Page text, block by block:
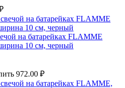
на батарейках FLAMME
10 см, черный
972.00 ₽